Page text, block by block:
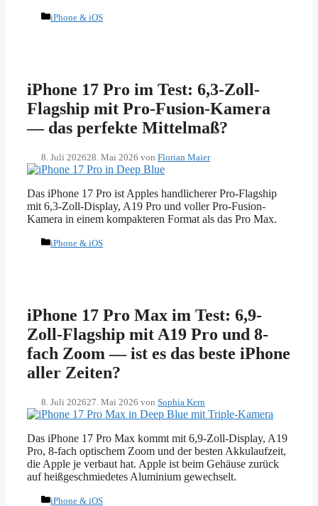
Kategorien
iPhone & iOS
iPhone 17 Pro im Test: 6,3-Zoll-
Flagship mit Pro-Fusion-Kamera
— das perfekte Mittelmaß?
8. Juli 202628. Mai 2026 von Florian Maier
Das iPhone 17 Pro ist Apples handlicherer Pro-Flagship
mit 6,3-Zoll-Display, A19 Pro und voller Pro-Fusion-
Kamera in einem kompakteren Format als das Pro Max.
Kategorien
iPhone & iOS
iPhone 17 Pro Max im Test: 6,9-
Zoll-Flagship mit A19 Pro und 8-
fach Zoom — ist es das beste iPhone
aller Zeiten?
8. Juli 202627. Mai 2026 von Sophia Kern
Das iPhone 17 Pro Max kommt mit 6,9-Zoll-Display, A19
Pro, 8-fach optischem Zoom und der besten Akkulaufzeit,
die Apple je verbaut hat. Apple ist beim Gehäuse zurück
auf heißgeschmiedetes Aluminium gewechselt.
Kategorien
iPhone & iOS